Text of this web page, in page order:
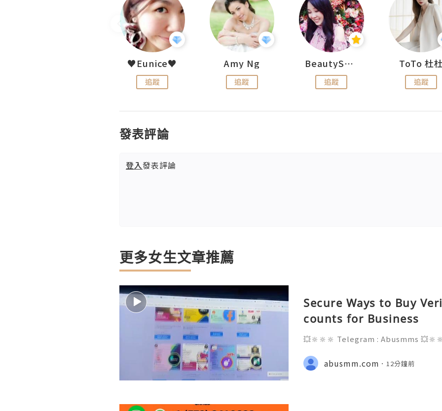
♥Eunice♥
追蹤
Amy Ng
追蹤
BeautySearch
追蹤
ToTo 杜
追蹤
發表評論
登入發表評論
更多女生文章推薦
Secure Ways to Buy
counts for Business
💥🔆🔆🔆 Telegram : Abusmms
ebook Page : Abusmm 💥🔆🔆🔆
he rapidly evolving landscape of
abusmm.com 12分鐘前